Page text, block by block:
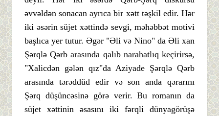
əvvəldən sonacan ayrıca bir xətt təşkil edir. Hər
iki əsərin süjet xəttində sevgi, məhəbbət motivi
başlıca yer tutur. Əgər "Əli və Nino" da Əli xan
Şərqlə Qərb arasında qalıb narahatlıq keçirirsə,
"Xalicdən gələn qız"da Aziyade Şərqlə Qərb
arasında tərəddüd edir və son anda qərarını
Şərq düşüncəsinə görə verir. Bu romanın da
süjet xəttinin əsasını iki fərqli dünyagörüşə